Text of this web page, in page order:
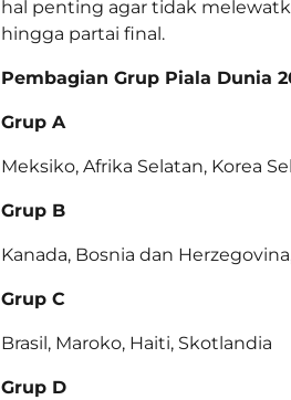
hal penting agar tidak
hingga partai final.
Pembagian Grup Piala Dunia
Grup A
Meksiko, Afrika Selatan, Korea
Grup B
Kanada, Bosnia dan
Grup C
Brasil, Maroko, Haiti, Skotlandia
Grup D